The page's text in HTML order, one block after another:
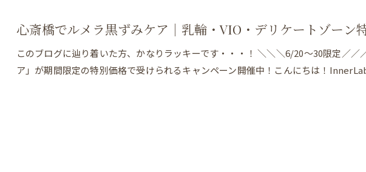
心斎橋でルメラ黒ずみケア｜乳輪・VIO・デリケートゾーン
このブログに辿り着いた方、かなりラッキーです・・・！ ＼＼＼6/20～30限定／／
ア」が期間限定の特別価格で受けられるキャンペーン開催中！こんにちは！